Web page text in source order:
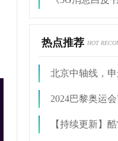
热点推荐 HOT
北京中轴线，申
2024巴黎奥运
【持续更新】